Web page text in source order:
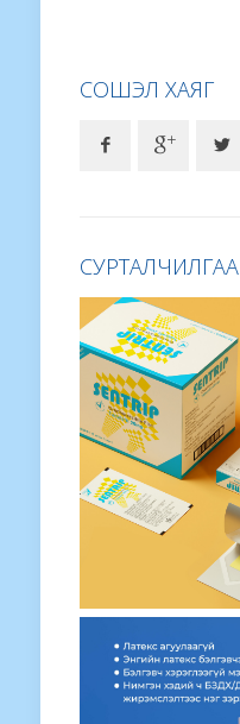
СОШЭЛ ХАЯГ
СУРТАЛЧИЛГАА